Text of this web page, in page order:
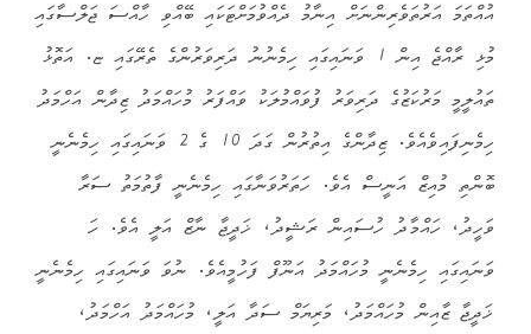
‏‏އުއްތަމަ އަރުތަވެރިންނަށް އިނާމު ދެއްވުމަށްޓަކައި ބޭއްވި ހާއްސަ ޖަލްސާގައި
މުޅި ރާއްޖެ އިން 1 ވަނައިގައި ހިމެނުނު ދަރިވަރުންގެ ތެރޭގައި ޏ. އަތޮޅު
ތައުލީމީ މަރުކަޒުގެ ދަރިވަރު ފުވައްމުލަކު ވައްފަރު މުހައްމަދު ޒިދާން އަހްމަދު
ހިމެނިފައިވެއެވެ. ޒިދާންގެ އިތުރުން ގަދަ 10 ގެ 2 ވަނައިގައި ހިމެނެނީ
ބޮންތި މުއިޒް އަނީސް އެވެ. ހަތަރުވަނާގައި ހިމެނެނީ ފާތުމަތު ސަރާ
ވަހީދު، ހައްމާދު ހުސައިން ރަޝީދު، ޚަދީޖާ ނާޒް އަލީ އެވެ. ހަ
ވަނައިގައި ހިމެނެނީ މުހައްމަދު އަނޫފް ފަހުމީއެވެ. ނުވަ ވަނައިގައި ހިމެނެނީ
ޚަދީޖާ ޒާއިން މުހައްމަދު، މަރިޔަމް ސަދާ އަލީ، މުހައްމަދު އަހްމަދު،